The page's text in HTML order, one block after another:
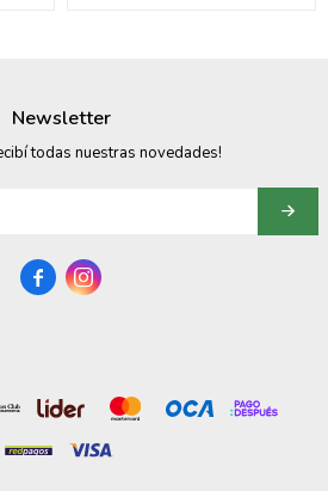
Newsletter
todas nuestras novedades!
 